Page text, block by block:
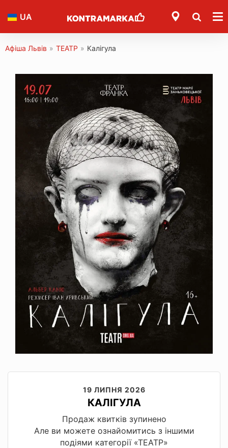
UA
Афіша Львів » ТЕАТР » Калігула
19 ЛИПНЯ 2026
КАЛІГУЛА
Продаж квитків зупинено
Але ви можете ознайомитись з іншими
подіями категорії «ТЕАТР»